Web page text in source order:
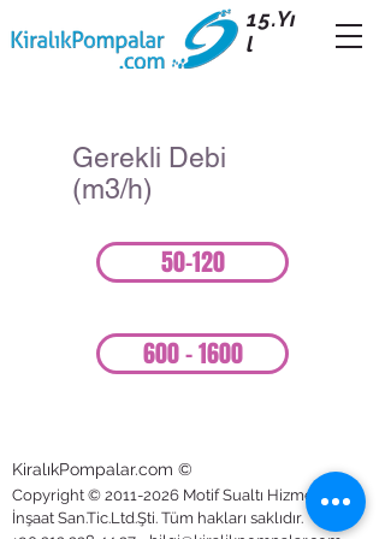
15.Yı
l
Gerekli Debi
(m3/h)
50-120
600 - 1600
KiralıkPompalar.com ©
Copyright © 2011-2026 Motif Sualtı Hizmetleri ve
İnşaat San.Tic.Ltd.Şti. Tüm hakları saklıdır.